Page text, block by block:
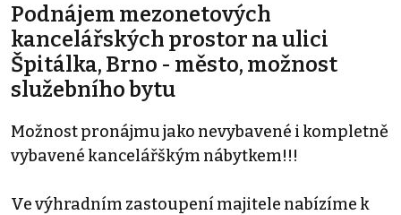
Podnájem mezonetových
kancelářských prostor na ulici
Špitálka, Brno - město, možnost
služebního bytu
Možnost pronájmu jako nevybavené i kompletně
vybavené kancelářškým nábytkem!!!
Ve výhradním zastoupení majitele nabízíme k